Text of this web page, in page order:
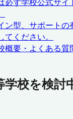
ン型、サポートの
ください。
概要・よくある質
学校を検討